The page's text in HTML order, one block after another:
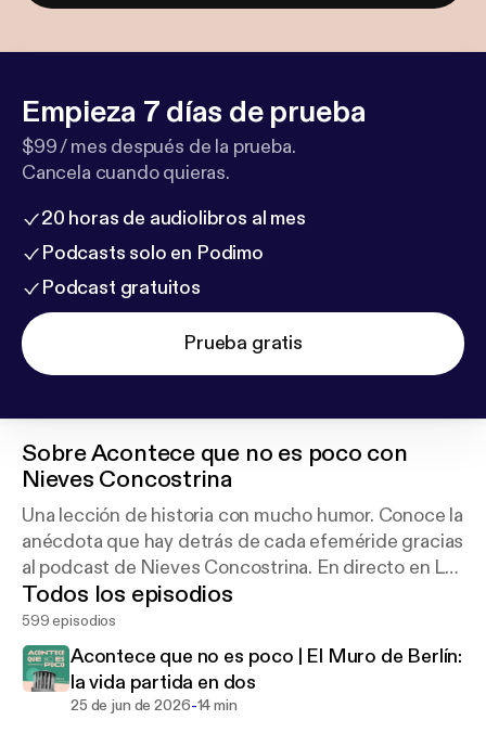
Empieza 7 días de prueba
$99 / mes después de la prueba.
Cancela cuando quieras.
20 horas de audiolibros al mes
Podcasts solo en Podimo
Podcast gratuitos
Prueba gratis
SobreAcontece que no es poco con
Nieves Concostrina
Una lección de historia con mucho humor. Conoce la
anécdota que hay detrás de cada efeméride gracias
al podcast de Nieves Concostrina. En directo en La
Ventana de lunes a jueves a las 19:00 y a cualquier
hora si te suscribes.
Todos los episodios
599 episodios
Acontece que no es poco | El Muro de Berlín:
la vida partida en dos
25 de jun de 2026-14 min